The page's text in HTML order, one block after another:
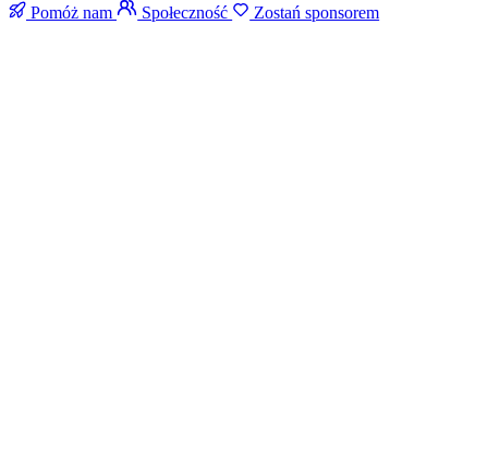
Pomóż nam
Społeczność Zostań sponsorem